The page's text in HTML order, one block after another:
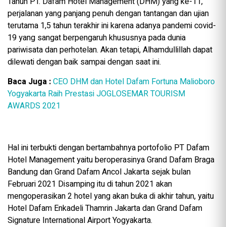
perjalanan yang panjang penuh dengan tantangan dan ujian
terutama 1,5 tahun terakhir ini karena adanya pandemi covid-
19 yang sangat berpengaruh khususnya pada dunia
pariwisata dan perhotelan. Akan tetapi, Alhamdullillah dapat
dilewati dengan baik sampai dengan saat ini.
Baca Juga :CEO DHM dan Hotel Dafam Fortuna Malioboro
Yogyakarta Raih Prestasi JOGLOSEMAR TOURISM
AWARDS 2021
Hal ini terbukti dengan bertambahnya portofolio PT Dafam
Hotel Management yaitu beroperasinya Grand Dafam Braga
Bandung dan Grand Dafam Ancol Jakarta sejak bulan
Februari 2021 Disamping itu di tahun 2021 akan
mengoperasikan 2 hotel yang akan buka di akhir tahun, yaitu
Hotel Dafam Enkadeli Thamrin Jakarta dan Grand Dafam
Signature International Airport Yogyakarta.